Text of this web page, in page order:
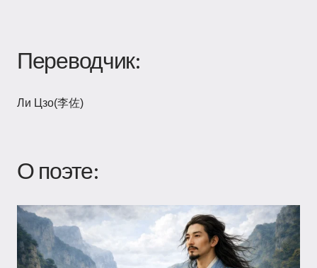
Переводчик:
Ли Цзо(李佐)
О поэте: